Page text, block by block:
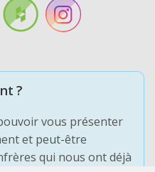
?
vous présenter
et peut-être
qui nous ont déjà